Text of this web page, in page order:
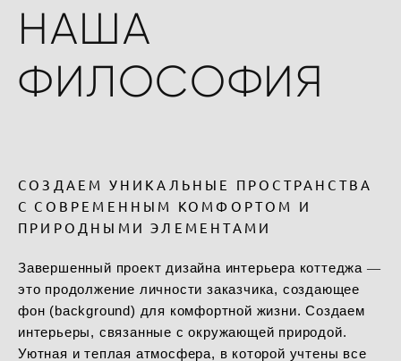
НАША
ФИЛОСОФИЯ
СОЗДАЕМ УНИКАЛЬНЫЕ ПРОСТРАНСТВА
С СОВРЕМЕННЫМ КОМФОРТОМ И
ПРИРОДНЫМИ ЭЛЕМЕНТАМИ
Завершенный проект дизайна интерьера коттеджа ―
это продолжение личности заказчика, создающее
фон (background) для комфортной жизни. Создаем
интерьеры, связанные с окружающей природой.
Уютная и теплая атмосфера, в которой учтены все